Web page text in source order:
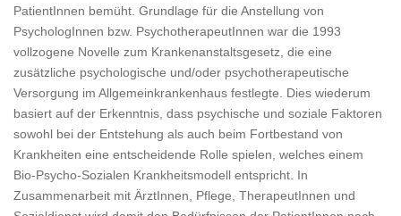
PatientInnen bemüht. Grundlage für die Anstellung von
PsychologInnen bzw. PsychotherapeutInnen war die 1993
vollzogene Novelle zum Krankenanstaltsgesetz, die eine
zusätzliche psychologische und/oder psychotherapeutische
Versorgung im Allgemeinkrankenhaus festlegte. Dies wiederum
basiert auf der Erkenntnis, dass psychische und soziale Faktoren
sowohl bei der Entstehung als auch beim Fortbestand von
Krankheiten eine entscheidende Rolle spielen, welches einem
Bio-Psycho-Sozialen Krankheitsmodell entspricht. In
Zusammenarbeit mit ÄrztInnen, Pflege, TherapeutInnen und